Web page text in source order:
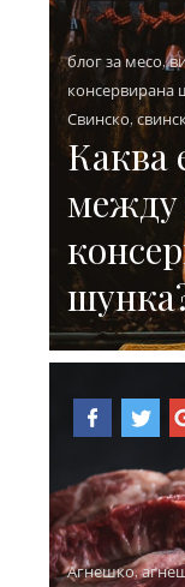
блог за месо,
консервирана
Свинско,
Каква
между
Агнешко,